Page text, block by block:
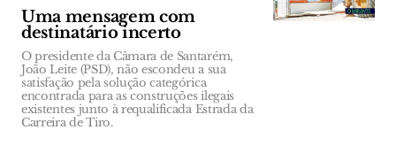
Uma mensagem com
destinatário incerto
O presidente da Câmara de Santarém,
João Leite (PSD), não escondeu a sua
satisfação pela solução categórica
encontrada para as construções ilegais
existentes junto à requalificada Estrada da
Carreira de Tiro.